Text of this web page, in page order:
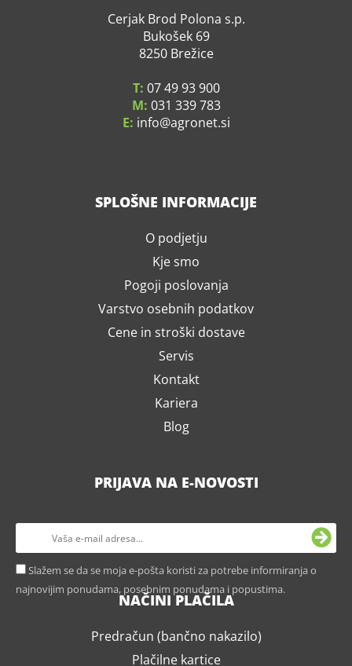
Cerjak Brod Polona s.p.
Bukošek 69
8250 Brežice
T: 07 49 93 900
M: 031 339 783
E: info agronet.si
SPLOŠNE INFORMACIJE
O podjetju
Kje smo
Pogoji poslovanja
Varstvo osebnih podatkov
Cene in stroški dostave
Servis
Kontakt
Kariera
Blog
PRIJAVA NA E-NOVOSTI
Slažem se da se moja e-pošta koristi za potrebe informiranja o
najnovijim ponudama, posebnim ponudama i popustima.
NAČINI PLAČILA
Predračun (bančno nakazilo)
Plačilne kartice